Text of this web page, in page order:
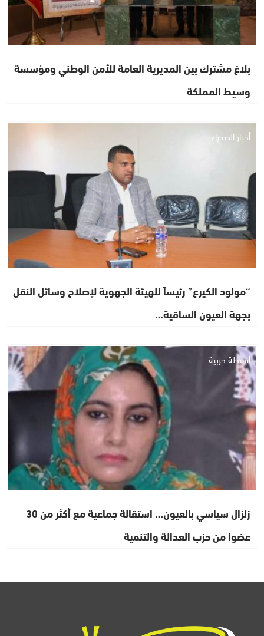
بلاغ مشترك بين المديرية العامة للأمن الوطني ومؤسسة
وسيط المملكة
أخبار الصحراء
“مولود الكيرع” رئيساً للهيئة الجهوية لإصلاح وسائل النقل
بجهة العيون الساقية…
أنشطة حزبية
زلزال سياسي بالعيون… استقالة جماعية مع أكثر من 30
عضوا من حزب العدالة والتنمية